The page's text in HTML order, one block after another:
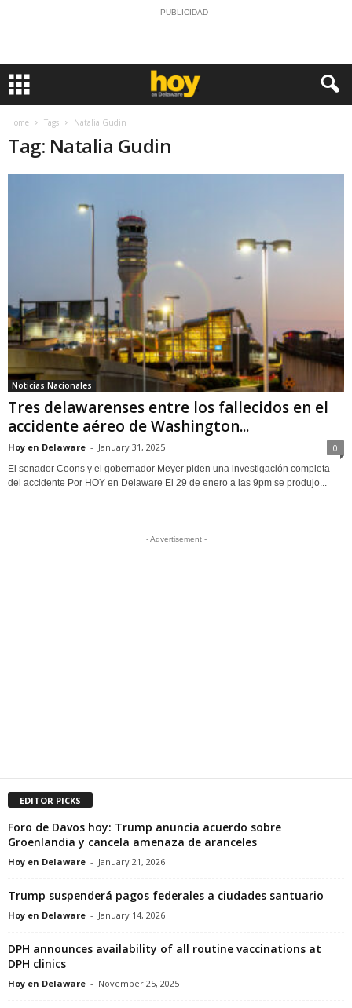
PUBLICIDAD
Home Tags Natalia Gudin
Tag: Natalia Gudin
Noticias Nacionales
Tres delawarenses entre los fallecidos en el
accidente aéreo de Washington...
Hoy en Delaware - January 31, 2025 0
El senador Coons y el gobernador Meyer piden una investigación completa
del accidente Por HOY en Delaware El 29 de enero a las 9pm se produjo...
- Advertisement -
EDITOR PICKS
Foro de Davos hoy: Trump anuncia acuerdo sobre
Groenlandia y cancela amenaza de aranceles
Hoy en Delaware - January 21, 2026
Trump suspenderá pagos federales a ciudades santuario
Hoy en Delaware - January 14, 2026
DPH announces availability of all routine vaccinations at
DPH clinics
Hoy en Delaware - November 25, 2025